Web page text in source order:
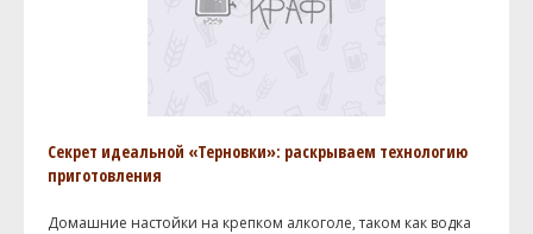
Секрет идеальной «Терновки»: раскрываем технологию
приготовления
Домашние настойки на крепком алкоголе, таком как водка